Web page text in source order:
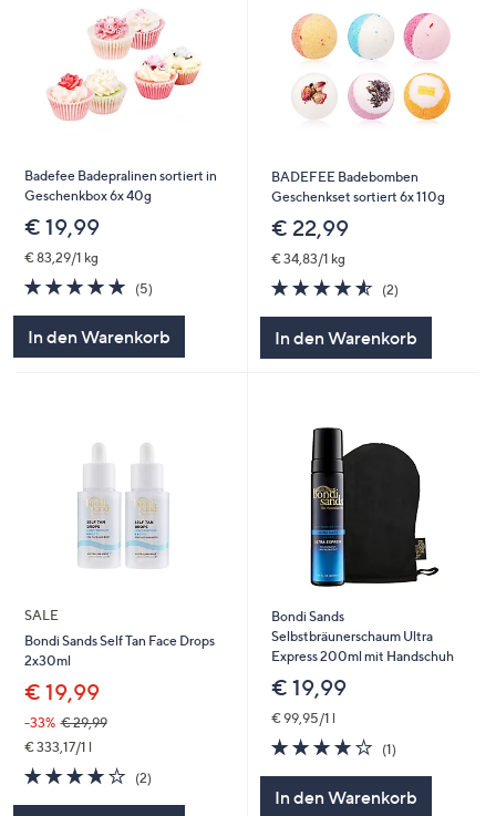
Badefee Badepralinen sortiert in
Geschenkbox 6x 40g
€ 19,99
€ 83,29/1 kg
5.0
von
(5)5
In den Warenkorb
BADEFEE Badebomben
Geschenkset sortiert 6x 110g
€ 22,99
€ 34,83/1 kg
4.5
von
(2)2
In den Warenkorb
SALE
Bondi Sands Self Tan Face Drops
2x30ml
€ 19,99
-33% € 29,99
€ 333,17/1 l
4.0
von
(2)2
Bondi Sands
Selbstbräunerschaum Ultra
Express 200ml mit Handschuh
€ 19,99
€ 99,95/1 l
4.0
von
(1)1
In den Warenkorb